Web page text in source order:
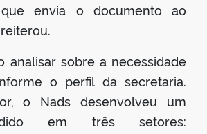
que envia o documento ao
analisar sobre a necessidade
o perfil da secretaria.
o Nads desenvolveu um
em três setores: